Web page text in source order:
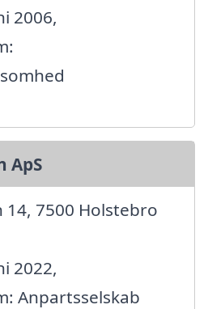
2006,
ApS
7500 Holstebro
2022,
Anpartsselskab